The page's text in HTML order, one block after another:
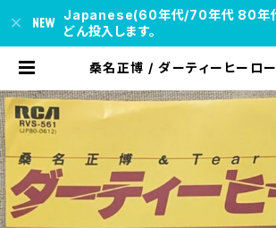
Japanese(60年代/70年代 80年代
どん投入します。
桑名正博 / ダーティーヒーロ